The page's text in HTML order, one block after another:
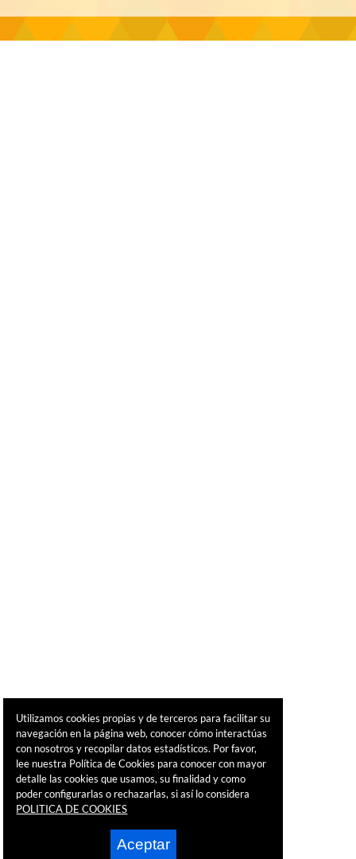
Utilizamos cookies propias y de terceros para facilitar su
navegación en la página web, conocer cómo interactúas
con nosotros y recopilar datos estadísticos. Por favor,
lee nuestra Política de Cookies para conocer con mayor
detalle las cookies que usamos, su finalidad y como
poder configurarlas o rechazarlas, si así lo considera
POLITICA DE COOKIES
Aceptar